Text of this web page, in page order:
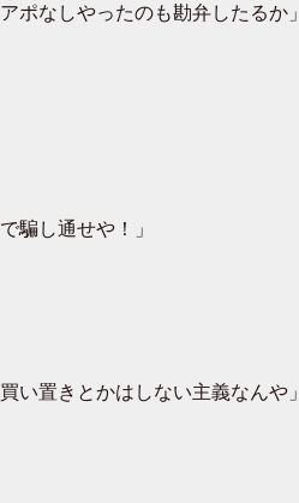
ポなしやったのも勘弁したるか」
騙し通せや！」
い置きとかはしない主義なんや」